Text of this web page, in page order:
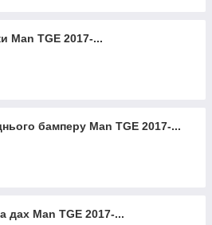
Man TGE 2017-...
бамперу Man TGE 2017-...
дах Man TGE 2017-...